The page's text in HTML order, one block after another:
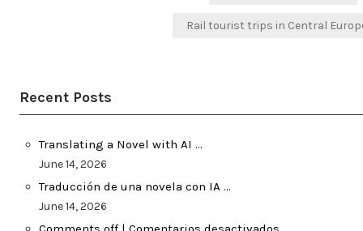
Rail tourist trips in Central
Recent Posts
Translating a Novel with AI …
June 14, 2026
Traducción de una novela con IA …
June 14, 2026